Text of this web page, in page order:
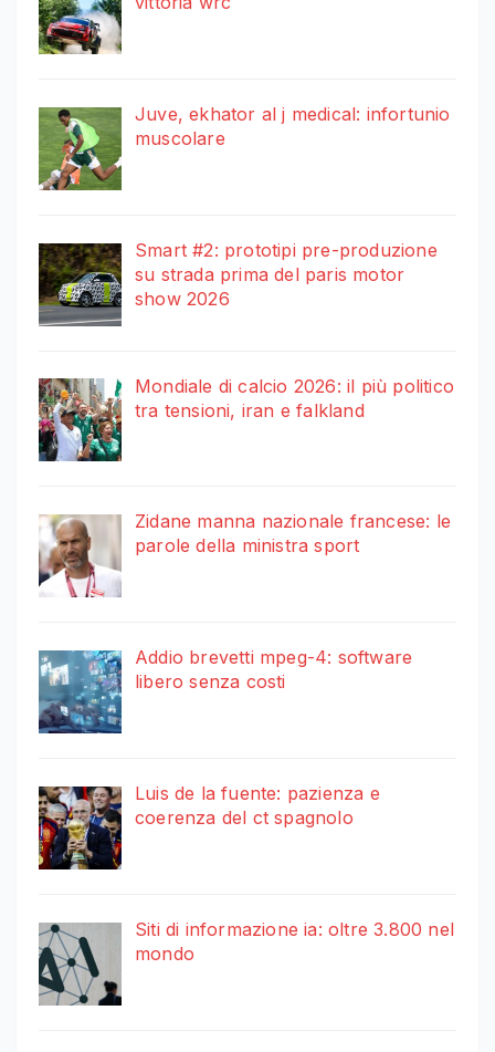
Juve, ekhator al j medical: infortunio
muscolare
Smart #2: prototipi pre-produzione
su strada prima del paris motor
show 2026
Mondiale di calcio 2026: il più politico
tra tensioni, iran e falkland
Zidane manna nazionale francese: le
parole della ministra sport
Addio brevetti mpeg-4: software
libero senza costi
Luis de la fuente: pazienza e
coerenza del ct spagnolo
Siti di informazione ia: oltre 3.800 nel
mondo